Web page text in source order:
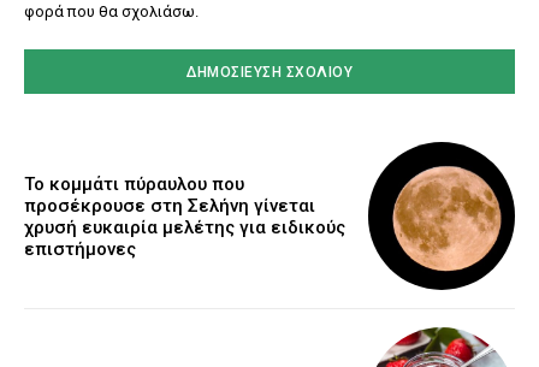
φορά που θα σχολιάσω.
Το κομμάτι πύραυλου που
προσέκρουσε στη Σελήνη γίνεται
χρυσή ευκαιρία μελέτης για ειδικούς
επιστήμονες